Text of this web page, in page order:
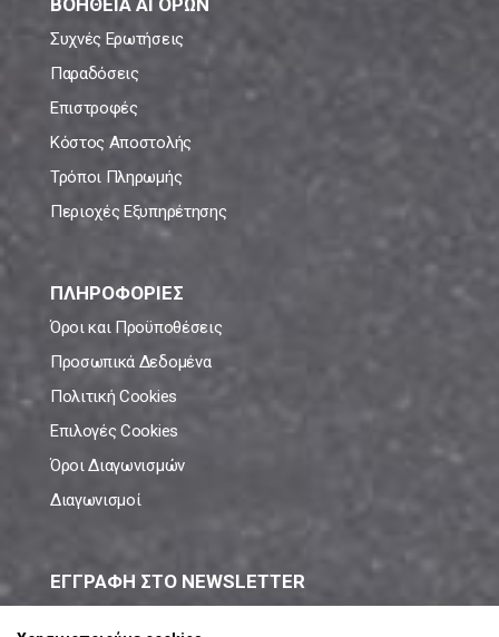
ΒΟΗΘΕΙΑ ΑΓΟΡΩΝ
Συχνές Ερωτήσεις
Παραδόσεις
Επιστροφές
Κόστος Αποστολής
Τρόποι Πληρωμής
Περιοχές Εξυπηρέτησης
ΠΛΗΡΟΦΟΡΙΕΣ
Όροι και Προϋποθέσεις
Προσωπικά Δεδομένα
Πολιτική Cookies
Επιλογές Cookies
Όροι Διαγωνισμών
Διαγωνισμοί
ΕΓΓΡΑΦΗ ΣΤΟ NEWSLETTER